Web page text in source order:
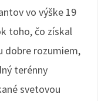
vo výške 19
toho, čo získal
dobre rozumiem,
terénny
svetovou